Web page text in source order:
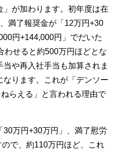
」が加わります。初年度は在
満了報奨金が「12万円+30
円+144,000円」でだいた
わせると約500万円ほどとな
や再入社手当も加算されま
ります。これが「デンソー
らえる」と言われる理由で
30万円+30万円」、満了慰労
で、約110万円ほど、これ